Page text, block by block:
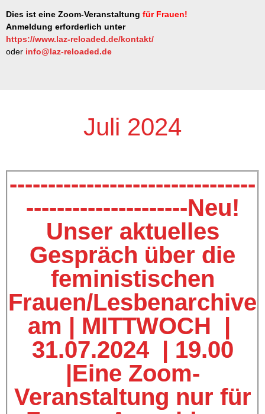
Dies ist eine Zoom-Veranstaltung für Frauen!
Anmeldung erforderlich unter
https://www.laz-reloaded.de/kontakt/
oder info@laz-reloaded.de
Juli 2024​
--------------------------------
---------------------Neu!
Unser aktuelles
Gespräch über die
feministischen
Frauen/Lesbenarchive
am | MITTWOCH |
31.07.2024 | 19.00
|Eine Zoom-
Veranstaltung nur für